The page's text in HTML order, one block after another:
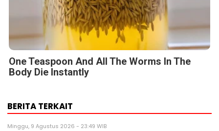
One Teaspoon And All The Worms In The
Body Die Instantly
BERITA TERKAIT
Minggu, 9 Agustus 2026 - 23:49 WIB